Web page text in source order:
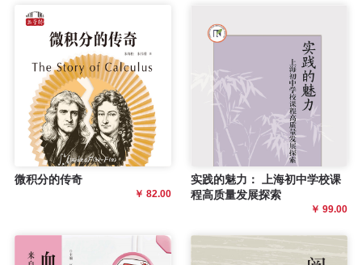
微积分的传奇
￥ 82.00
实践的魅力： 上海初中学校课
程高质量发展探索
￥ 99.00